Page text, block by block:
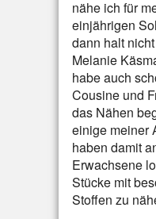
nähe ich für
einjährigen
dann halt
Melanie
habe auch
Cousine und
das Nähen
einige meiner
haben damit
Erwachsene
Stücke mit
Stoffen zu